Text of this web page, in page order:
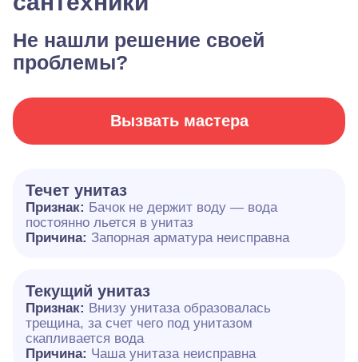
Не нашли решение своей
проблемы?
Вызвать мастера
Течет унитаз
Признак: Бачок не держит воду — вода
постоянно льется в унитаз
Причина: Запорная арматура неисправна
Текущий унитаз
Признак: Внизу унитаза образовалась
трещина, за счет чего под унитазом
скапливается вода
Причина: Чаша унитаза неисправна